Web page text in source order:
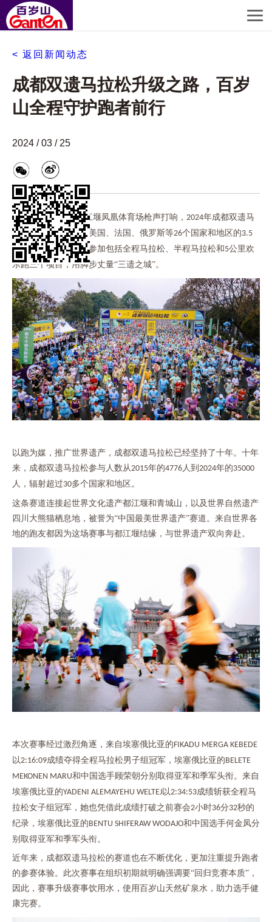
< 返回新闻动态
成都双遗马拉松升级之路，百岁
山全程守护跑者前行
2024 / 03 / 25
2024年3月24日，都江堰凤凰体育场枪声打响， 2024年成都双遗马
拉松正式开跑，来自美国、法国、俄罗斯等26个国家和地区的3.5
万名跑者踏上赛道，参加包括全程马拉松、半程马拉松和 5公里欢
乐跑三个项目，用脚步丈量“三遗之城”。
以跑为媒，推广世界遗产，成都双遗马拉松已经坚持了十年。十年
来，成都双遗马拉松参与人数从2015年的4776 人到 2024年的35000
人，辐射超过30多个国家和地区。
这条赛道连接起世界文化遗产都江堰和青城山，以及世界自然遗产
四川大熊猫栖息地，被誉为“中国最美世界遗产”赛道。来自世界各
地的跑友都因为这场赛事与都江堰结缘，与世界遗产双向奔赴。
本次赛事经过激烈角逐，来自埃塞俄比亚的FIKADU MERGA KEBEDE
以2:16:09成绩夺得全程马拉松男子组冠军，埃塞俄比亚的BELETE
MEKONEN MARU和中国选手顾荣朝分别取得亚军和季军头衔。来自
埃塞俄比亚的YADENI ALEMAYEHU WELTEJ以2:34:53成绩斩获全程马
拉松女子组冠军，她也凭借此成绩打破之前赛会2小时36分32秒的
纪录，埃塞俄比亚的BENTU SHIFERAW WODAJO和中国选手何金凤分
别取得亚军和季军头衔。
近年来，成都双遗马拉松的赛道也在不断优化，更加注重提升跑者
的参赛体验。此次赛事在组织初期就明确强调要“回归竞赛本质”，
因此，赛事升级赛事饮用水，使用百岁山天然矿泉水，助力选手健
康完赛。